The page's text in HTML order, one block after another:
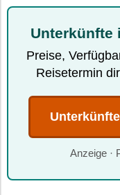
Unterkünfte
Preise,
Reisetermin
Anzeige ·